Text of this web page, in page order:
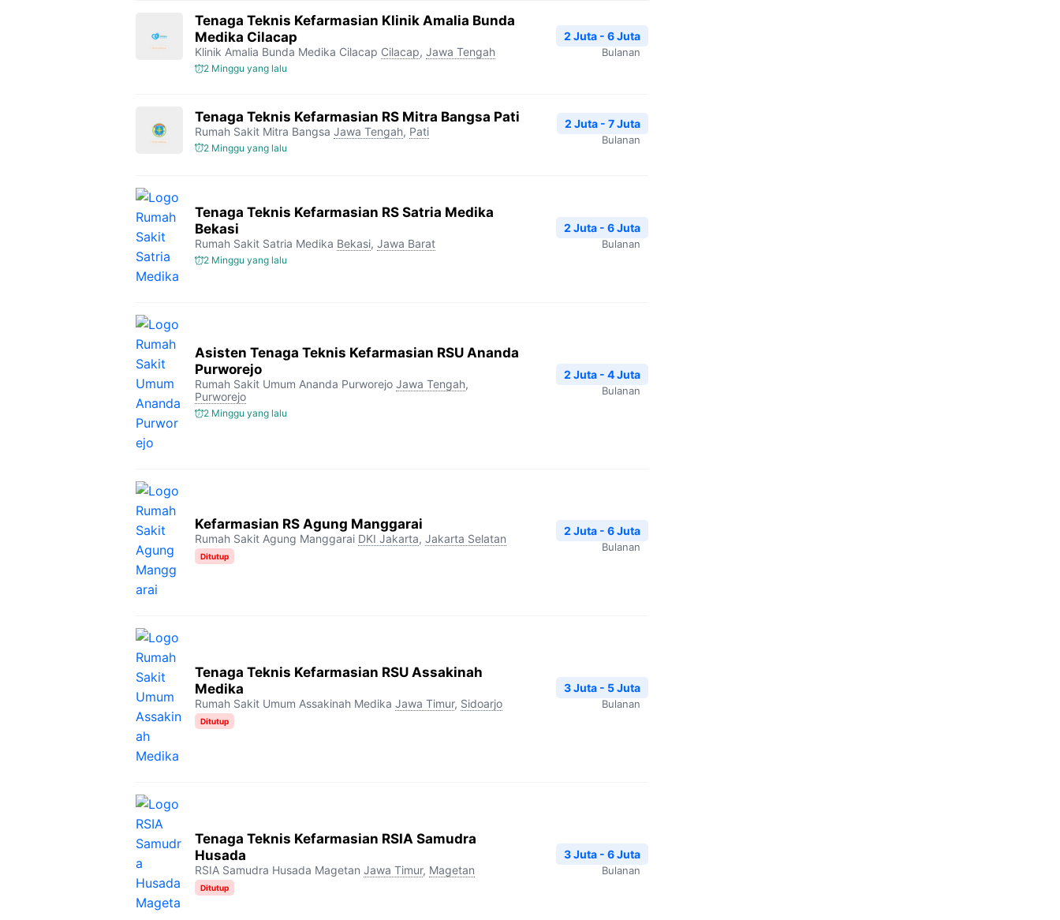
Tenaga Teknis Kefarmasian Klinik Amalia Bunda
Medika Cilacap
Klinik Amalia Bunda Medika Cilacap Cilacap, Jawa Tengah
2 Minggu yang lalu
2 Juta - 6 Juta
Bulanan
Tenaga Teknis Kefarmasian RS Mitra Bangsa Pati
Rumah Sakit Mitra Bangsa Jawa Tengah, Pati
2 Minggu yang lalu
2 Juta - 7 Juta
Bulanan
Tenaga Teknis Kefarmasian RS Satria Medika
Bekasi
Rumah Sakit Satria Medika Bekasi, Jawa Barat
2 Minggu yang lalu
2 Juta - 6 Juta
Bulanan
Asisten Tenaga Teknis Kefarmasian RSU Ananda
Purworejo
Rumah Sakit Umum Ananda Purworejo Jawa Tengah,
Purworejo
2 Minggu yang lalu
2 Juta - 4 Juta
Bulanan
Kefarmasian RS Agung Manggarai
Rumah Sakit Agung Manggarai DKI Jakarta, Jakarta Selatan
Ditutup
2 Juta - 6 Juta
Bulanan
Tenaga Teknis Kefarmasian RSU Assakinah
Medika
Rumah Sakit Umum Assakinah Medika Jawa Timur, Sidoarjo
Ditutup
3 Juta - 5 Juta
Bulanan
Tenaga Teknis Kefarmasian RSIA Samudra
Husada
RSIA Samudra Husada Magetan Jawa Timur, Magetan
Ditutup
3 Juta - 6 Juta
Bulanan